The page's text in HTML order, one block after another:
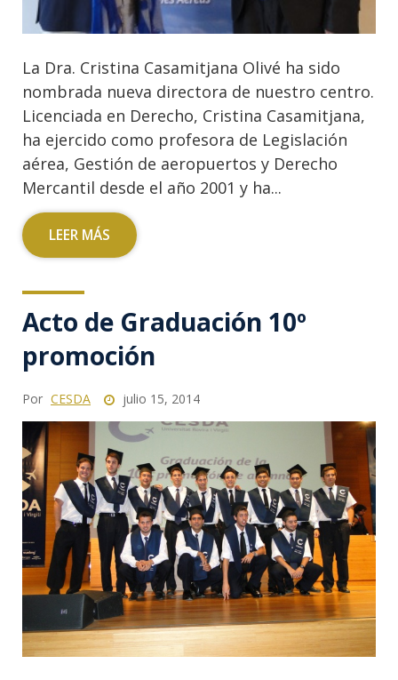
La Dra. Cristina Casamitjana Olivé ha sido
nombrada nueva directora de nuestro centro.
Licenciada en Derecho, Cristina Casamitjana,
ha ejercido como profesora de Legislación
aérea, Gestión de aeropuertos y Derecho
Mercantil desde el año 2001 y ha...
LEER MÁS
Acto de Graduación 10º
promoción
Por CESDA julio 15, 2014